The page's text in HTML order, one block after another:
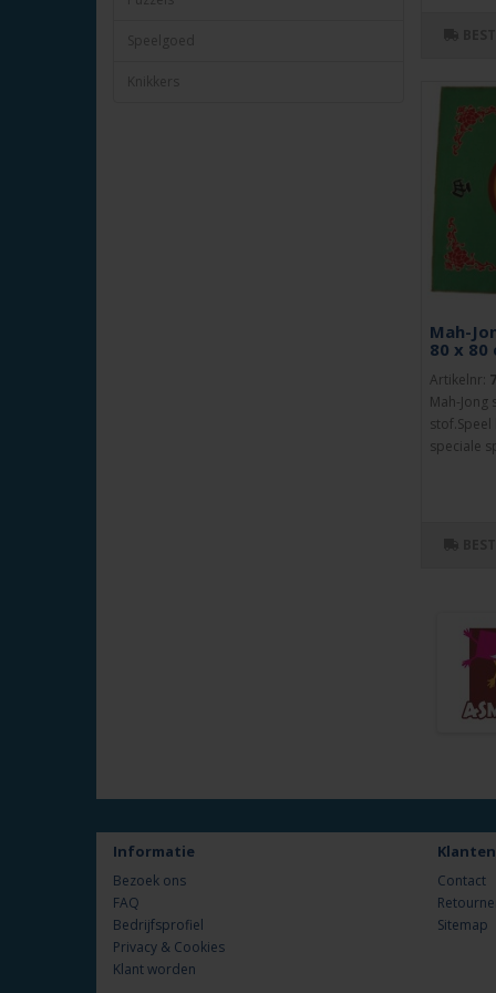
Speelgoed
Knikkers
Mah-
80 x 80
Artikelnr:
Mah-Jong
speciale
Informatie
Bezoek ons
FAQ
Bedrijfsprofiel
Privacy & Cookies
Klant worden
Contact
Sitemap